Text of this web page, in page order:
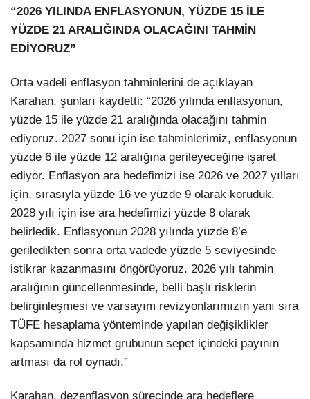
“2026 YILINDA ENFLASYONUN, YÜZDE 15 İLE
YÜZDE 21 ARALIĞINDA OLACAĞINI TAHMİN
EDİYORUZ”
Orta vadeli enflasyon tahminlerini de açıklayan
Karahan, şunları kaydetti: “2026 yılında enflasyonun,
yüzde 15 ile yüzde 21 aralığında olacağını tahmin
ediyoruz. 2027 sonu için ise tahminlerimiz, enflasyonun
yüzde 6 ile yüzde 12 aralığına gerileyeceğine işaret
ediyor. Enflasyon ara hedefimizi ise 2026 ve 2027 yılları
için, sırasıyla yüzde 16 ve yüzde 9 olarak koruduk.
2028 yılı için ise ara hedefimizi yüzde 8 olarak
belirledik. Enflasyonun 2028 yılında yüzde 8’e
geriledikten sonra orta vadede yüzde 5 seviyesinde
istikrar kazanmasını öngörüyoruz. 2026 yılı tahmin
aralığının güncellenmesinde, belli başlı risklerin
belirginleşmesi ve varsayım revizyonlarımızın yanı sıra
TÜFE hesaplama yönteminde yapılan değişiklikler
kapsamında hizmet grubunun sepet içindeki payının
artması da rol oynadı.”
Karahan, dezenflasyon sürecinde ara hedeflere